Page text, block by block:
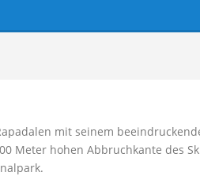
mit seinem
Meter hohen Abbruchkante des